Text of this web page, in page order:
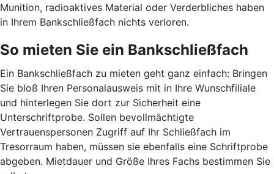
Munition, radioaktives Material oder Verderbliches haben
in Ihrem Bankschließfach nichts verloren.
So mieten Sie ein Bankschließfach
Ein Bankschließfach zu mieten geht ganz einfach: Bringen
Sie bloß Ihren Personalausweis mit in Ihre Wunschfiliale
und hinterlegen Sie dort zur Sicherheit eine
Unterschriftprobe. Sollen bevollmächtigte
Vertrauenspersonen Zugriff auf Ihr Schließfach im
Tresorraum haben, müssen sie ebenfalls eine Schriftprobe
abgeben. Mietdauer und Größe Ihres Fachs bestimmen Sie